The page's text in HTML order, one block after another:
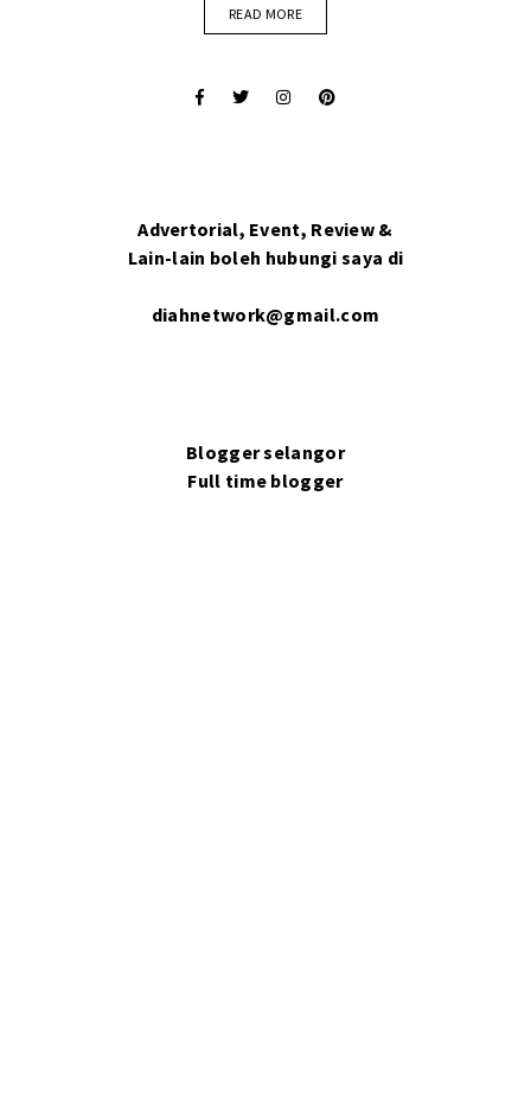
READ MORE
Advertorial, Event, Review &
Lain-lain boleh hubungi saya di
diahnetwork@gmail.com
Blogger selangor
Full time blogger